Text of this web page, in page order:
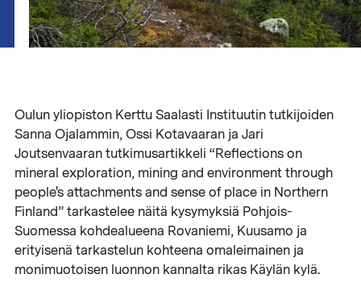
Oulun yliopiston Kerttu Saalasti Instituutin tutkijoiden
Sanna Ojalammin, Ossi Kotavaaran ja Jari
Joutsenvaaran tutkimusartikkeli “Reflections on
mineral exploration, mining and environment through
people's attachments and sense of place in Northern
Finland” tarkastelee näitä kysymyksiä Pohjois-
Suomessa kohdealueena Rovaniemi, Kuusamo ja
erityisenä tarkastelun kohteena omaleimainen ja
monimuotoisen luonnon kannalta rikas Käylän kylä.